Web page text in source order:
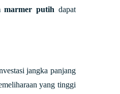
marmer putih dapat
jangka panjang
yang tinggi